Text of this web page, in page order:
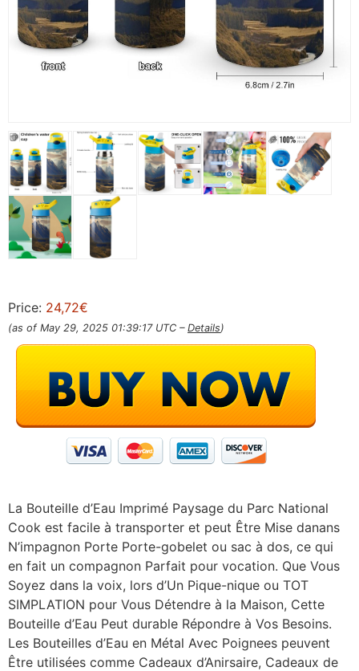
Price: 24,72€
(as of May 29, 2025 01:39:17 UTC – Details)
La Bouteille d’Eau Imprimé Paysage du Parc National
Cook est facile à transporter et peut Être Mise danans
N’impagnon Porte Porte-gobelet ou sac à dos, ce qui
en fait un compagnon Parfait pour vocation. Que Vous
Soyez dans la voix, lors d’Un Pique-nique ou TOT
SIMPLATION pour Vous Détendre à la Maison, Cette
Bouteille d’Eau Peut durable Répondre à Vos Besoins.
Les Bouteilles d’Eau en Métal Avec Poignees peuvent
Être utilisées comme Cadeaux d’Anirsaire, Cadeaux de